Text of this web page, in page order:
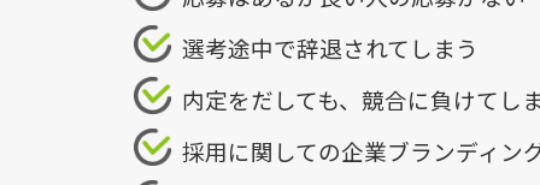
選考途中で辞退されてしまう
内定をだしても、競合に負けてし
採用に関しての企業ブランディン